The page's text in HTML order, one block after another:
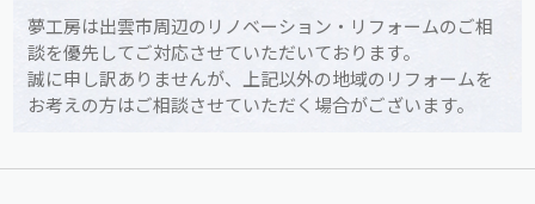
夢工房は出雲市周辺のリノベーション・リフォームのご相
談を優先してご対応させていただいております。
誠に申し訳ありませんが、上記以外の地域のリフォームを
お考えの方はご相談させていただく場合がございます。